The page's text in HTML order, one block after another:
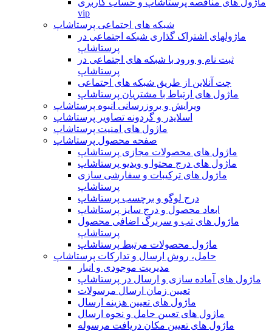
vip
شبکه های اجتماعی پرستاشاپ
ماژولهای اشتراک‌ گذاری شبکه اجتماعی در
پرستاشاپ
ثبت نام و ورود با شبکه های اجتماعی در
پرستاشاپ
چت آنلاین از طریق شبکه های اجتماعی
ماژول های ارتباط با مشتریان پرستاشاپ
ویرایش و بروزرسانی انبوه پرستاشاپ
اسلایدر و گردونه تصاویر پرستاشاپ
ماژول های امنیت پرستاشاپ
صفحه محصول پرستاشاپ
ماژول های محصولات مجازی پرستاشاپ
ماژول های درج محتوا و ویدیو پرستاشاپ
ماژول های ترکیبات و سفارشی سازی
پرستاشاپ
درج لوگو و برچسب پرستاشاپ
ابعاد محصول و درج سایز پرستاشاپ
ماژول های تب و سربرگ اضافی محصول
پرستاشاپ
ماژول محصولات مرتبط پرستاشاپ
حامل، روش ارسال و تدارکات پرستاشاپ
مدیریت موجودی و انبار
ماژول های آماده سازی و ارسال در پرستاشاپ
تعیین زمان ارسال مرسولات
ماژول های تعیین هزینه ارسال
ماژول های تعیین حامل و نحوه ارسال
ماژول های تعیین مکان دریافت مرسوله